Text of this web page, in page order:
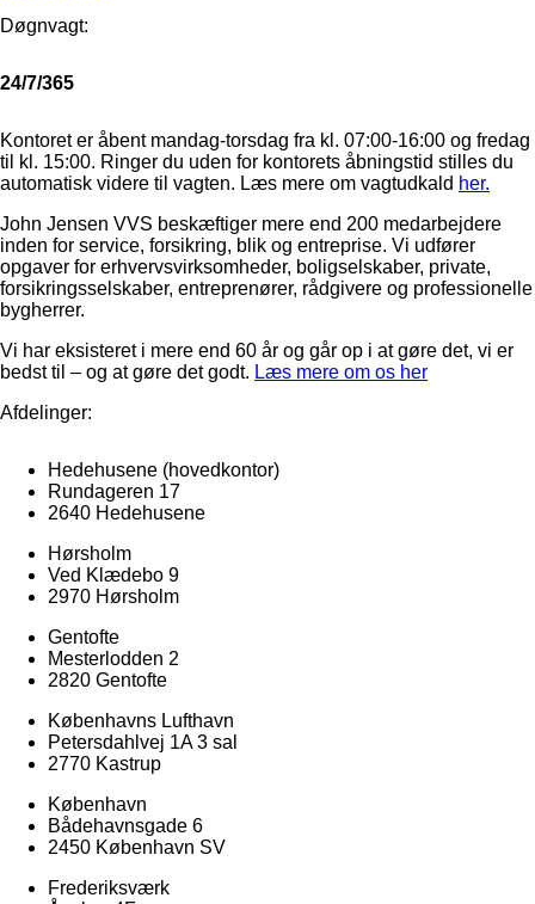
Døgnvagt:
24/7/365
Kontoret er åbent mandag-torsdag fra kl. 07:00-16:00 og fredag
til kl. 15:00. Ringer du uden for kontorets åbningstid stilles du
automatisk videre til vagten. Læs mere om vagtudkald her.
John Jensen VVS beskæftiger mere end 200 medarbejdere
inden for service, forsikring, blik og entreprise. Vi udfører
opgaver for erhvervsvirksomheder, boligselskaber, private,
forsikringsselskaber, entreprenører, rådgivere og professionelle
bygherrer.
Vi har eksisteret i mere end 60 år og går op i at gøre det, vi er
bedst til – og at gøre det godt. Læs mere om os her
Afdelinger:
Hedehusene (hovedkontor)
Rundageren 17
2640 Hedehusene
Hørsholm
Ved Klædebo 9
2970 Hørsholm
Gentofte
Mesterlodden 2
2820 Gentofte
Københavns Lufthavn
Petersdahlvej 1A 3 sal
2770 Kastrup
København
Bådehavnsgade 6
2450 København SV
Frederiksværk